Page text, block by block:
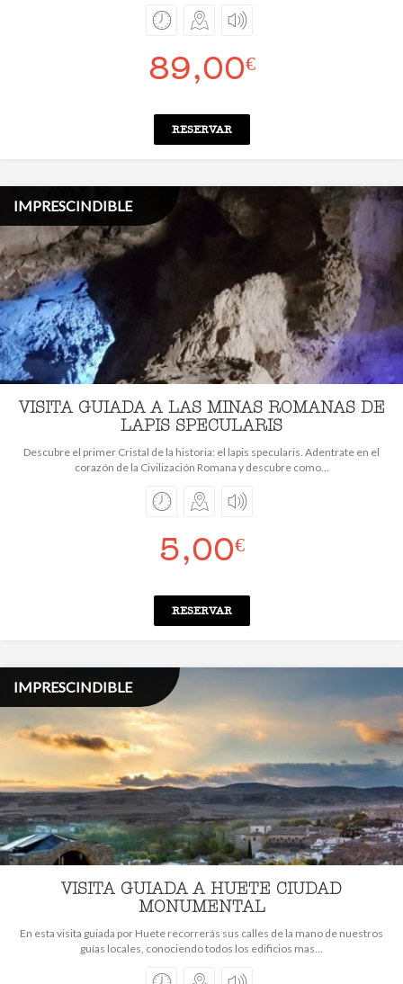
89,00€
RESERVAR
IMPRESCINDIBLE
VISITA GUIADA A LAS MINAS ROMANAS DE
LAPIS SPECULARIS
Descubre el primer Cristal de la historia: el lapis specularis. Adentrate en el
corazón de la Civilización Romana y descubre como...
5,00€
RESERVAR
IMPRESCINDIBLE
VISITA GUIADA A HUETE CIUDAD
MONUMENTAL
En esta visita guiada por Huete recorrerás sus calles de la mano de nuestros
guías locales, conociendo todos los edificios mas...